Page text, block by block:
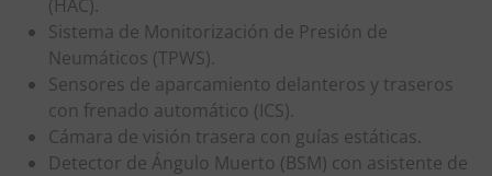
(HAC).
Sistema de Monitorización de Presión de
Neumáticos (TPWS).
Sensores de aparcamiento delanteros y traseros
con frenado automático (ICS).
Cámara de visión trasera con guías estáticas.
Detector de Ángulo Muerto (BSM) con asistente de